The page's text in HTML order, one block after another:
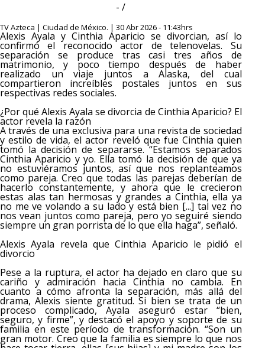
- /
TV Azteca | Ciudad de México. | 30 Abr 2026 - 11:43hrs
Alexis Ayala y Cinthia Aparicio se divorcian, así lo
confirmó el reconocido actor de telenovelas. Su
separación se produce tras casi tres años de
matrimonio, y poco tiempo después de haber
realizado un viaje juntos a Alaska, del cual
compartieron increíbles postales juntos en sus
respectivas redes sociales.
¿Por qué Alexis Ayala se divorcia de Cinthia Aparicio? El
actor revela la razón
A través de una exclusiva para una revista de sociedad
y estilo de vida, el actor reveló que fue Cinthia quien
tomó la decisión de separarse. “Estamos separados
Cinthia Aparicio y yo. Ella tomó la decisión de que ya
no estuviéramos juntos, así que nos replanteamos
como pareja. Creo que todas las parejas deberían de
hacerlo constantemente, y ahora que le crecieron
estas alas tan hermosas y grandes a Cinthia, ella ya
no me ve volando a su lado y está bien [...] tal vez no
nos vean juntos como pareja, pero yo seguiré siendo
siempre un gran porrista de lo que ella haga”, señaló.
Alexis Ayala revela que Cinthia Aparicio le pidió el
divorcio
Pese a la ruptura, el actor ha dejado en claro que su
cariño y admiración hacia Cinthia no cambia. En
cuanto a cómo afronta la separación, más allá del
drama, Alexis siente gratitud. Si bien se trata de un
proceso complicado, Ayala aseguró estar “bien,
seguro, y firme”, y destacó el apoyo y soporte de su
familia en este período de transformación. “Son un
gran motor. Creo que la familia es siempre lo que nos